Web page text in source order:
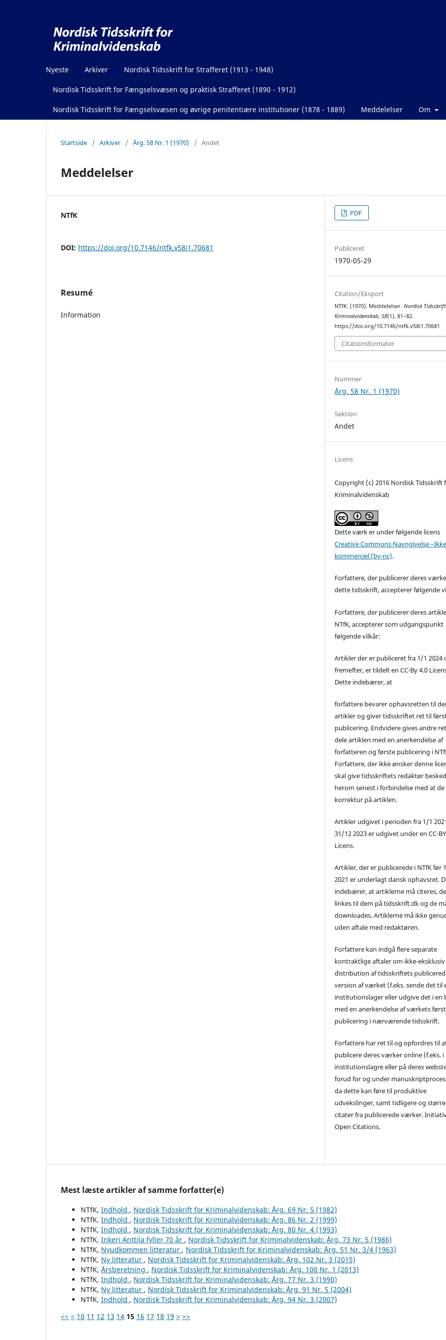
Nyeste Arkiver Nordisk Tidsskrift for Strafferet (1913 - 1948)
Nordisk Tidsskrift for Fængselsvæsen og praktisk Strafferet (1890 - 1912)
Nordisk Tidsskrift for Fængselsvæsen og øvrige penitentiære institutioner (1878 - 1889) Meddelelser Om
Startside / Arkiver / Årg. 58 Nr. 1 (1970) / Andet
Meddelelser
NTfK
DOI: https://doi.org/10.7146/ntfk.v58i1.70681
Resumé
Information
PDF
Publiceret
1970-05-29
Citation/Eksport
NTfK. (1970). Meddelelser.Nordisk
Kriminalvidenskab,58(1), 81–82.
https://doi.org/10.7146/ntfk.v58i1.70681
Citationsformater
Nummer
Årg. 58 Nr. 1 (1970)
Sektion
Andet
Licens
Copyright (c) 2016 Nordisk Tidsskrift
Kriminalvidenskab
Dette værk er under følgende licens
Creative Commons Navngivelse
kommerciel (by-nc).
Forfattere, der publicerer deres
dette tidsskrift, accepterer følgende
Forfattere, der publicerer deres
NTfK, accepterer som udgangspunkt
følgende vilkår:
Artikler der er publiceret fra 1/1 2024
fremefter, er tildelt en CC-By 4.0
Dette indebærer, at
forfattere bevarer ophavsretten til
artikler og giver tidsskriftet ret til
publicering. Endvidere gives andre
dele artiklen med en anerkendelse af
forfatteren og første publicering i
Forfattere, der ikke ønsker denne
skal give tidsskriftets redaktør besked
herom senest i forbindelse med at
korrektur på artiklen.
Artikler udgivet i perioden fra 1/1
31/12 2023 er udgivet under en CC-
Licens.
Artikler, der er publicerede i NTfK før
2021 er underlagt dansk ophavsret.
indebærer, at artiklerne må citeres,
linkes til dem på tidsskrift.dk og de
downloades. Artiklerne må ikke
uden aftale med redaktøren.
Forfattere kan indgå flere separate
kontraktlige aftaler om ikke-eksklusiv
distribution af tidsskriftets
version af værket (f.eks. sende det til
institutionslager eller udgive det i en
med en anerkendelse af værkets
publicering i nærværende tidsskrift.
Forfattere har ret til og opfordres til
publicere deres værker online (f.eks. i
institutionslagre eller på deres
forud for og under
da dette kan føre til produktive
udvekslinger, samt tidligere og større
citater fra publicerede værker.
Open Citations.
Mest læste artikler af samme forfatter(e)
NTfK, Indhold , Nordisk Tidsskrift for Kriminalvidenskab: Årg. 69 Nr. 5 (1982)
NTfK, Indhold , Nordisk Tidsskrift for Kriminalvidenskab: Årg. 86 Nr. 2 (1999)
NTfK, Indhold , Nordisk Tidsskrift for Kriminalvidenskab: Årg. 80 Nr. 4 (1993)
NTfK, Inkeri Anttila fyller 70 år , Nordisk Tidsskrift for Kriminalvidenskab: Årg. 73 Nr. 5 (1986)
NTfK, Nyudkommen litteratur , Nordisk Tidsskrift for Kriminalvidenskab: Årg. 51 Nr. 3/4 (1963)
NTfK, Ny litteratur , Nordisk Tidsskrift for Kriminalvidenskab: Årg. 102 Nr. 3 (2015)
NTfK, Årsberetning , Nordisk Tidsskrift for Kriminalvidenskab: Årg. 100 Nr. 1 (2013)
NTfK, Indhold , Nordisk Tidsskrift for Kriminalvidenskab: Årg. 77 Nr. 3 (1990)
NTfK, Ny litteratur , Nordisk Tidsskrift for Kriminalvidenskab: Årg. 91 Nr. 5 (2004)
NTfK, Indhold , Nordisk Tidsskrift for Kriminalvidenskab: Årg. 94 Nr. 3 (2007)
<< < 10 11 12 13 14 15 16 17 18 19 > >>